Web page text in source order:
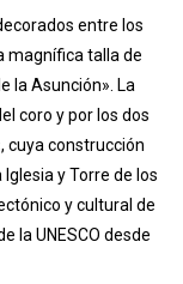
entre los
magnífica talla de
la Asunción». La
coro y por los dos